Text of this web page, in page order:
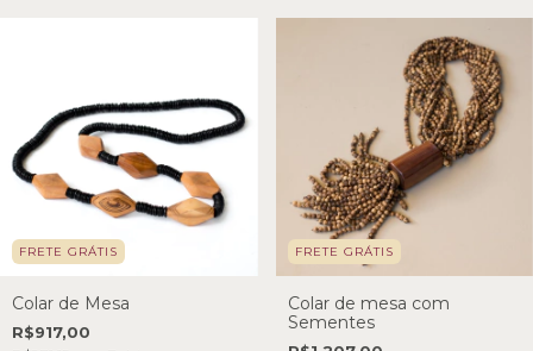
FRETE GRÁTIS
Colar de Mesa
R$917,00
FRETE GRÁTIS
Colar de mesa com
Sementes